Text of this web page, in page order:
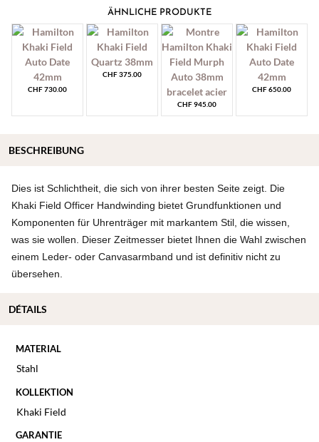
ÄHNLICHE PRODUKTE
CHF730.00
CHF375.00
CHF945.00
CHF650.00
Dies ist Schlichtheit, die sich von ihrer besten Seite zeigt. Die
Khaki Field Officer Handwinding bietet Grundfunktionen und
Komponenten für Uhrenträger mit markantem Stil, die wissen,
was sie wollen. Dieser Zeitmesser bietet Ihnen die Wahl zwischen
einem Leder- oder Canvasarmband und ist definitiv nicht zu
übersehen.
MATERIAL
Stahl
KOLLEKTION
Khaki Field
GARANTIE
BESCHREIBUNG
DÉTAILS